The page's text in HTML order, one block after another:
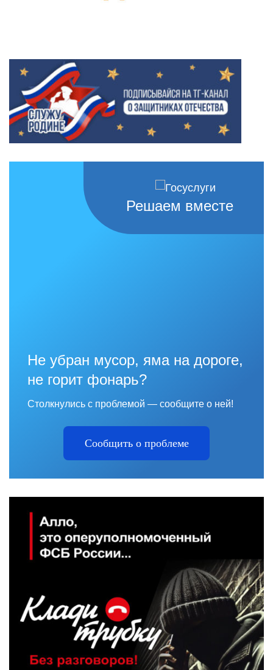
Решаем вместе
Не убран мусор, яма на дороге,
не горит фонарь?
Столкнулись с проблемой — сообщите о ней!
Сообщить о проблеме